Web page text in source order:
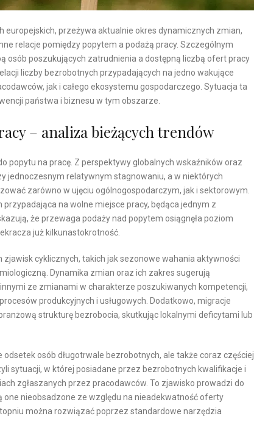
europejskich, przeżywa aktualnie okres dynamicznych zmian,
relacje pomiędzy popytem a podażą pracy. Szczególnym
osób poszukujących zatrudnienia a dostępną liczbą ofert pracy
liczby bezrobotnych przypadających na jedno wakujące
jak i całego ekosystemu gospodarczego. Sytuacja ta
państwa i biznesu w tym obszarze.
– analiza bieżących trendów
popytu na pracę. Z perspektywy globalnych wskaźników oraz
jednoczesnym relatywnym stagnowaniu, a w niektórych
zarówno w ujęciu ogólnogospodarczym, jak i sektorowym.
na wolne miejsce pracy, będąca jednym z
że przewaga podaży nad popytem osiągnęła poziom
już kilkunastokrotność.
cyklicznych, takich jak sezonowe wahania aktywności
Dynamika zmian oraz ich zakres sugerują
ze zmianami w charakterze poszukiwanych kompetencji,
produkcyjnych i usługowych. Dodatkowo, migracje
strukturę bezrobocia, skutkując lokalnymi deficytami lub
osób długotrwale bezrobotnych, ale także coraz częściej
sytuacji, w której posiadane przez bezrobotnych kwalifikacje i
zgłaszanych przez pracodawców. To zjawisko prowadzi do
nieobsadzone ze względu na nieadekwatność oferty
można rozwiązać poprzez standardowe narzędzia